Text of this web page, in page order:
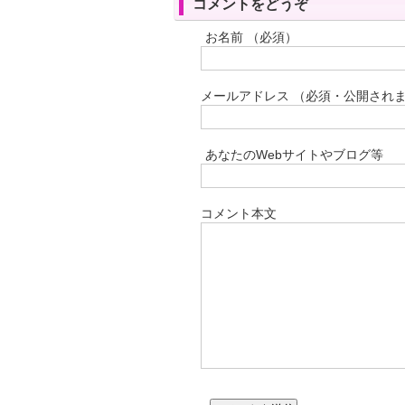
コメントをどうぞ
お名前 （必須）
メールアドレス （必須・公開され
あなたのWebサイトやブログ等
コメント本文